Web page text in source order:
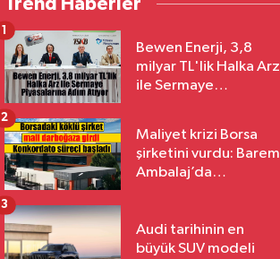
Trend Haberler
Bewen Enerji, 3,8
milyar TL'lik Halka Arz
ile Sermaye
1
Maliyet krizi Borsa
şirketini vurdu: Barem
Ambalaj’da
2
Audi tarihinin en
büyük SUV modeli
3